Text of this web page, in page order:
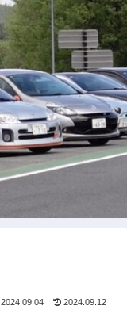
2024.09.04 2024.09.12